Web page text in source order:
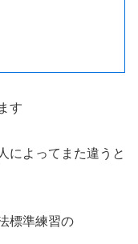
す
によってまた違うと
標準練習の